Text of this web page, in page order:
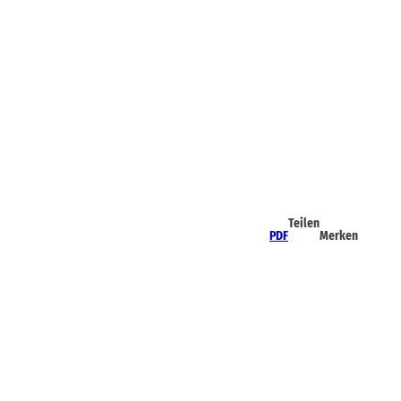
PDF
Teilen
Merken